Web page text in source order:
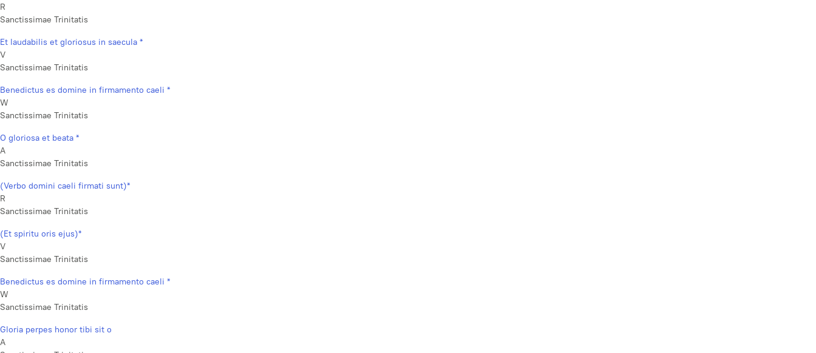
R
Sanctissimae Trinitatis
Et laudabilis et gloriosus in saecula *
V
Sanctissimae Trinitatis
Benedictus es domine in firmamento caeli *
W
Sanctissimae Trinitatis
O gloriosa et beata *
A
Sanctissimae Trinitatis
(Verbo domini caeli firmati sunt)*
R
Sanctissimae Trinitatis
(Et spiritu oris ejus)*
V
Sanctissimae Trinitatis
Benedictus es domine in firmamento caeli *
W
Sanctissimae Trinitatis
Gloria perpes honor tibi sit o
A